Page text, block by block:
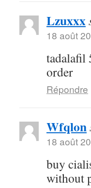
Lzuxxx
18 août
tadalafil
order
Répondre
Wfqlon
18 août
buy
without